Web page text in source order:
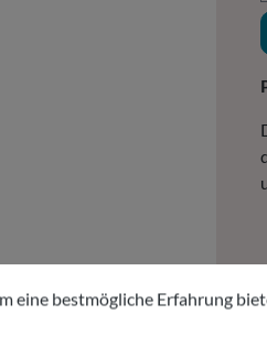
bestmögliche Erfahrung bieten
eine bestmögliche Erfahrung